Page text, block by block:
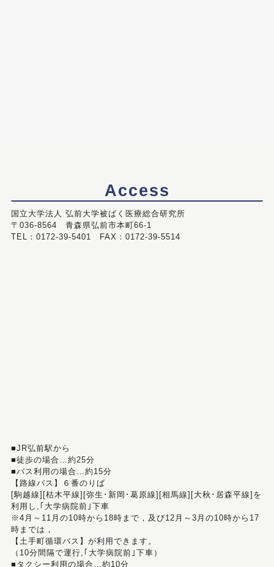
Access
国立大学法人 弘前大学被ばく医療総合研究所
〒036-8564 青森県弘前市本町66-1
TEL：0172-39-5401 FAX：0172-39-5514
■JR弘前駅から
■徒歩の場合…約25分
■バス利用の場合…約15分
【路線バス】６番のりば
[駒越線][枯木平線][弥生･新岡･葛原線][相馬線][大秋･居森平線]を
利用し,｢大学病院前｣下車
※4月～11月の10時から18時まで，及び12月～3月の10時から17
時までは，
【土手町循環バス】が利用できます。
（10分間隔で運行,｢大学病院前｣下車）
■タクシー利用の場合…約10分